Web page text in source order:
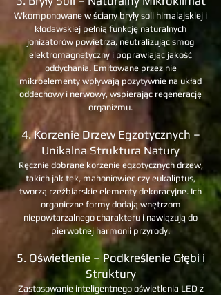
Wkomponowane w ściany bryły soli himalajskiej i
kłodawskiej pełnią funkcję naturalnych
jonizatorów powietrza, neutralizując smog
elektromagnetyczny i poprawiając jakość
oddychania. Emitowane przez nie
mikroelementy wpływają pozytywnie na układ
oddechowy i nerwowy, wspierając regenerację
organizmu.
4. Korzenie Drzew Egzotycznych –
Unikalna Struktura Natury
Ręcznie dobrane korzenie egzotycznych drzew,
takich jak tek, mahoniowiec czy eukaliptus,
tworzą rzeźbiarskie elementy dekoracyjne. Ich
organiczne formy dodają wnętrzom
niepowtarzalnego charakteru i nawiązują do
pierwotnej harmonii przyrody.
5. Oświetlenie – Podkreślenie Głębi i
Struktury
Zastosowanie inteligentnego oświetlenia LED z